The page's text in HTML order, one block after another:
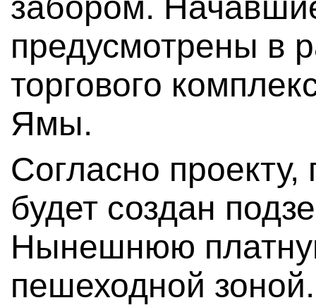
предусмотрены в
торгового
Ямы.
Согласно
будет создан
Нынешнюю
пешеходной